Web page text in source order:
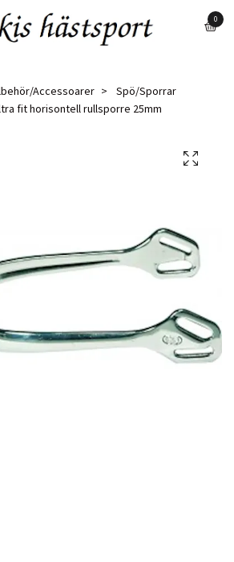
0
Accessoarer
Spö/Sporrar
fit horisontell rullsporre 25mm